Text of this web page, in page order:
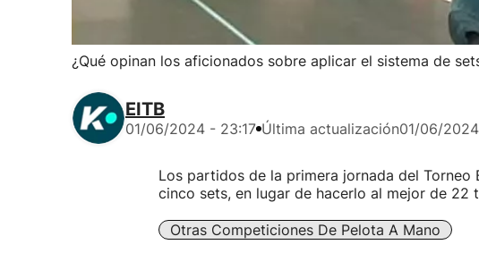
¿Qué opinan los aficionados sobre aplicar el sistema de
EITB
01/06/2024 - 23:17 Última actualización01/06/
Los partidos de la primera jornada del
cinco sets, en lugar de hacerlo al mejor de 22
Otras Competiciones De Pelota A Mano